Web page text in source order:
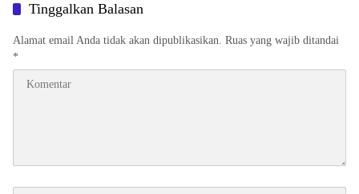
Tinggalkan Balasan
Alamat email Anda tidak akan dipublikasikan. Ruas yang wajib ditandai
*